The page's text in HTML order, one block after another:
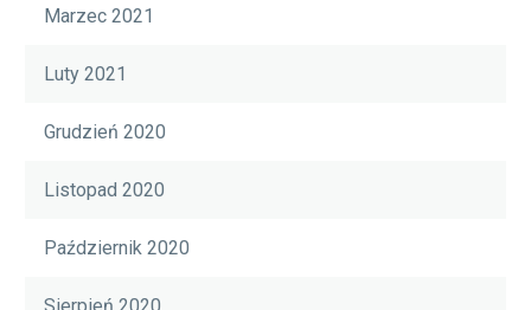
Marzec 2021
Luty 2021
Grudzień 2020
Listopad 2020
Październik 2020
Sierpień 2020